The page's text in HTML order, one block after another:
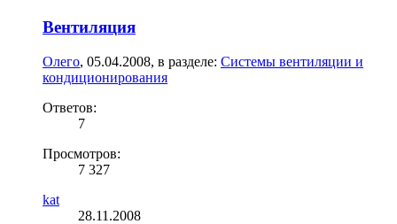
Вентиляция
Олего, 05.04.2008, в разделе: Системы вентиляции и
кондиционирования
Ответов:
7
Просмотров:
7 327
kat
28.11.2008